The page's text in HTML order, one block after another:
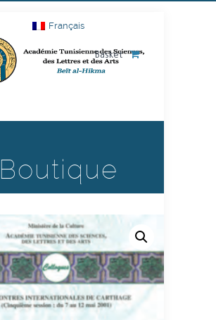
Français
Basket
Boutique